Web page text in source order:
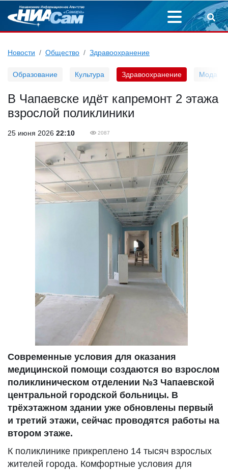
Новости Общество Здравоохранение
Образование Культура Здравоохранение Мода
В Чапаевске идёт капремонт 2 этажа
взрослой поликлиники
25 июня 2026 22:10 2087
Современные условия для оказания
медицинской помощи создаются во взрослом
поликлиническом отделении №3 Чапаевской
центральной городской больницы. В
трёхэтажном здании уже обновлены первый
и третий этажи, сейчас проводятся работы на
втором этаже.
К поликлинике прикреплено 14 тысяч взрослых
жителей города. Комфортные условия для